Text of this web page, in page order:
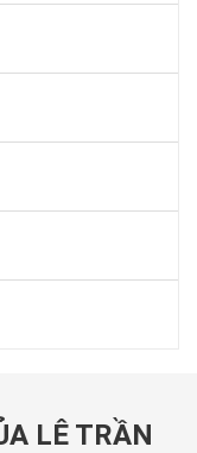
LÊ TRẦN